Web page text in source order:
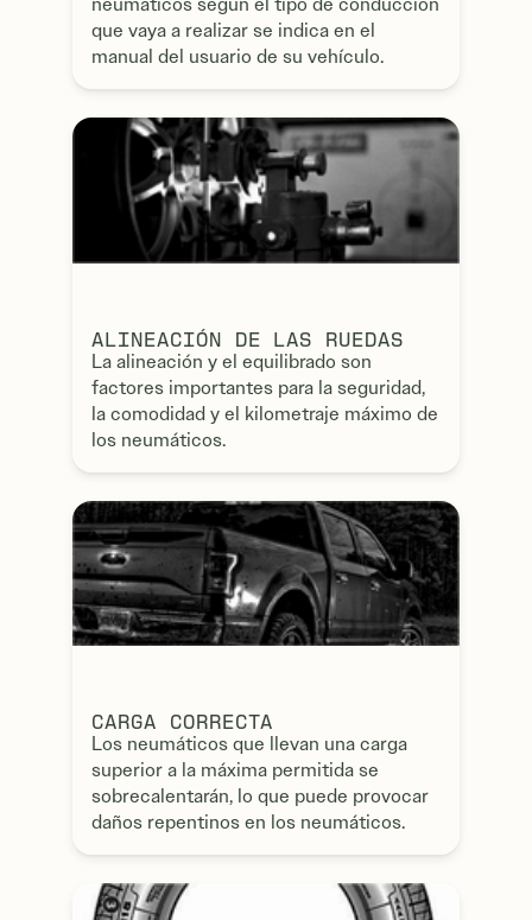
neumáticos según el tipo de conducción
que vaya a realizar se indica en el
manual del usuario de su vehículo.
ALINEACIÓN DE LAS RUEDAS
La alineación y el equilibrado son
factores importantes para la seguridad,
la comodidad y el kilometraje máximo de
los neumáticos.
CARGA CORRECTA
Los neumáticos que llevan una carga
superior a la máxima permitida se
sobrecalentarán, lo que puede provocar
daños repentinos en los neumáticos.